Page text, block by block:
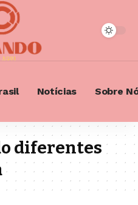
Notícias Sobre
diferentes